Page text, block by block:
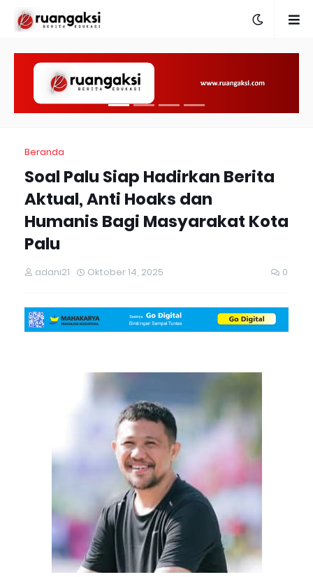
Beranda
Soal Palu Siap Hadirkan Berita
Aktual, Anti Hoaks dan
Humanis Bagi Masyarakat Kota
Palu
adani21 Oktober 14, 2025 0